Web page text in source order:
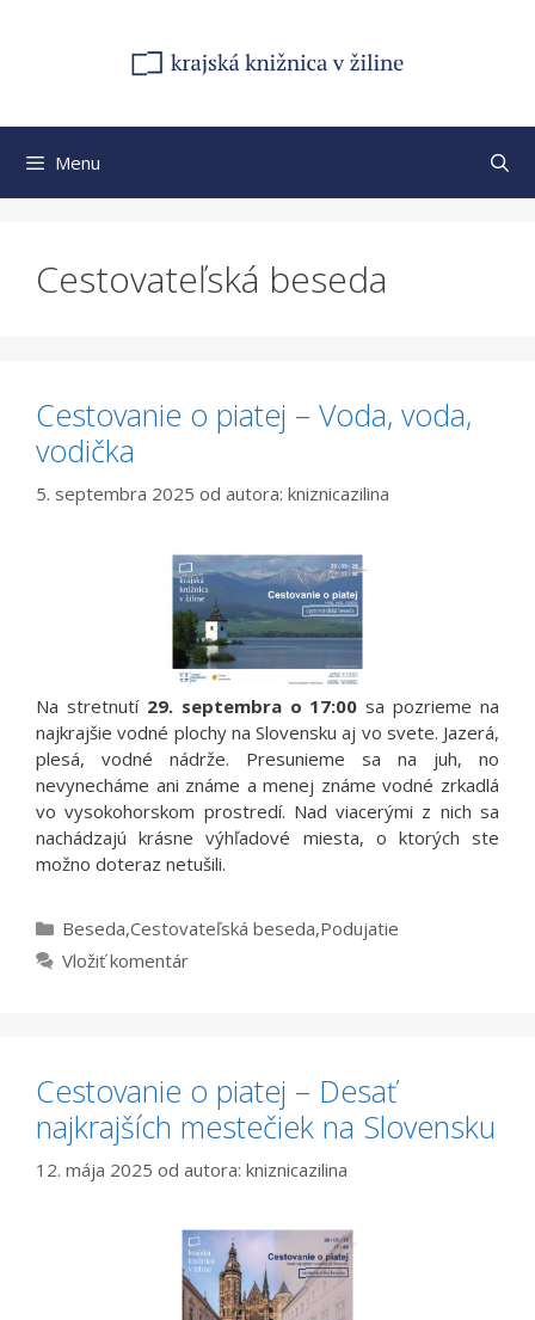
Menu
Cestovateľská beseda
Cestovanie o piatej – Voda, voda,
vodička
5. septembra 2025 od autora: kniznicazilina
Na stretnutí 29. septembra o 17:00 sa pozrieme na
najkrajšie vodné plochy na Slovensku aj vo svete. Jazerá,
plesá, vodné nádrže. Presunieme sa na juh, no
nevynecháme ani známe a menej známe vodné zrkadlá
vo vysokohorskom prostredí. Nad viacerými z nich sa
nachádzajú krásne výhľadové miesta, o ktorých ste
možno doteraz netušili.
Kategórie
Beseda,Cestovateľská beseda,Podujatie
Vložiť komentár
Cestovanie o piatej – Desať
najkrajších mestečiek na Slovensku
12. mája 2025 od autora: kniznicazilina